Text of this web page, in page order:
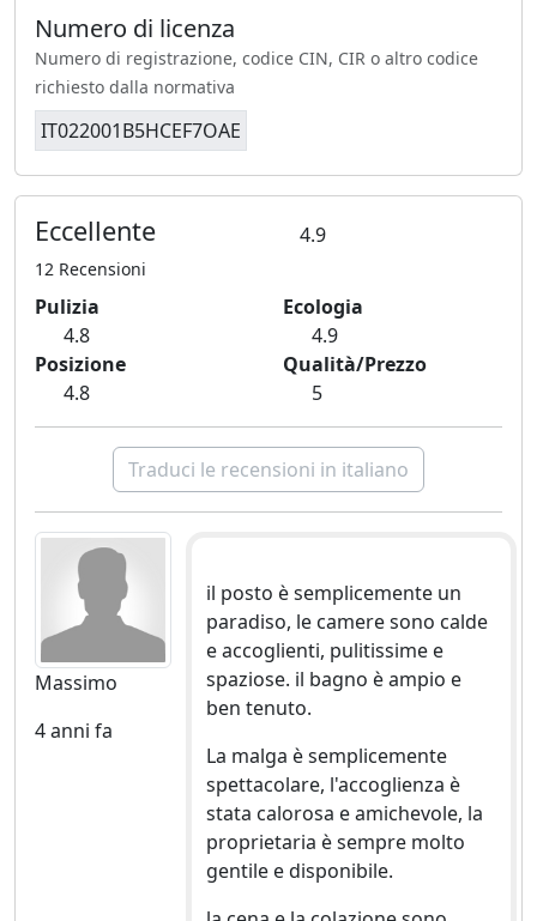
Numero di licenza
Numero di registrazione, codice CIN, CIR o altro codice
richiesto dalla normativa
IT022001B5HCEF7OAE
Eccellente 4.9
12 Recensioni
Pulizia
4.8
Ecologia
4.9
Posizione
4.8
Qualità/Prezzo
5
Traduci le recensioni in italiano
Massimo
4 anni fa
il posto è semplicemente un
paradiso, le camere sono calde
e accoglienti, pulitissime e
spaziose. il bagno è ampio e
ben tenuto.
La malga è semplicemente
spettacolare, l'accoglienza è
stata calorosa e amichevole, la
proprietaria è sempre molto
gentile e disponibile.